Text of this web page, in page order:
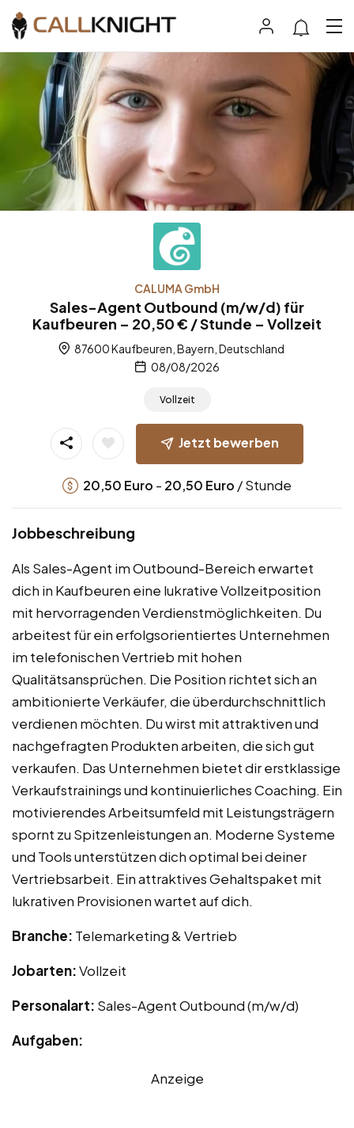
CALUMA GmbH
Sales-Agent Outbound (m/w/d) für
Kaufbeuren – 20,50 € / Stunde – Vollzeit
87600 Kaufbeuren, Bayern, Deutschland
08/08/2026
Vollzeit
Jetzt bewerben
20,50 Euro - 20,50 Euro / Stunde
Jobbeschreibung
Als Sales-Agent im Outbound-Bereich erwartet
dich in Kaufbeuren eine lukrative Vollzeitposition
mit hervorragenden Verdienstmöglichkeiten. Du
arbeitest für ein erfolgsorientiertes Unternehmen
im telefonischen Vertrieb mit hohen
Qualitätsansprüchen. Die Position richtet sich an
ambitionierte Verkäufer, die überdurchschnittlich
verdienen möchten. Du wirst mit attraktiven und
nachgefragten Produkten arbeiten, die sich gut
verkaufen. Das Unternehmen bietet dir erstklassige
Verkaufstrainings und kontinuierliches Coaching. Ein
motivierendes Arbeitsumfeld mit Leistungsträgern
spornt zu Spitzenleistungen an. Moderne Systeme
und Tools unterstützen dich optimal bei deiner
Vertriebsarbeit. Ein attraktives Gehaltspaket mit
lukrativen Provisionen wartet auf dich.
Branche: Telemarketing & Vertrieb
Jobarten:Vollzeit
Personalart: Sales-Agent Outbound (m/w/d)
Aufgaben:
Anzeige